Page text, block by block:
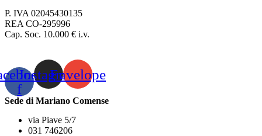
P. IVA 02045430135
REA CO-295996
Cap. Soc. 10.000 € i.v.
f
InstagramEnvelope
Sede di Mariano Comense
via Piave 5/7
031 746206